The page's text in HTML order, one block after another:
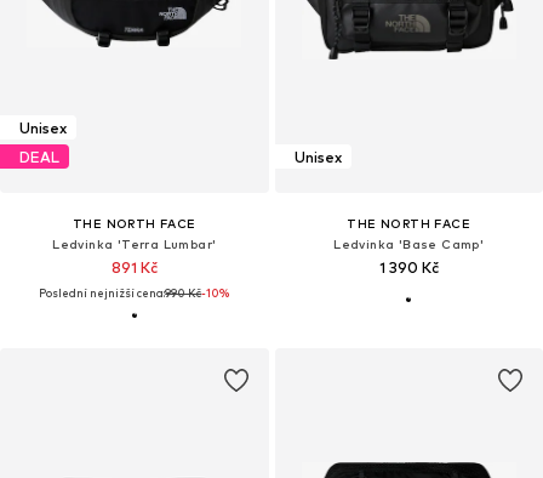
Unisex
DEAL
THE NORTH FACE
Ledvinka 'Terra Lumbar'
891 Kč
Poslední nejnižší cena:990 Kč-10%
Unisex
THE NORTH FACE
Ledvinka 'Base Camp'
1 390 Kč